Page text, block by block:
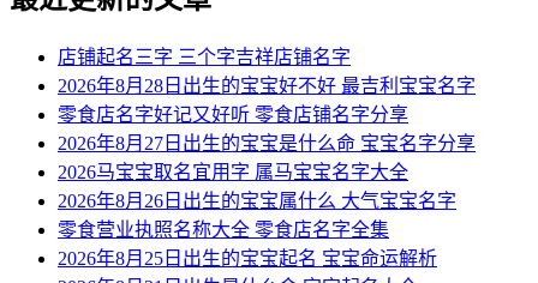
店铺起名三字 三个字吉祥店铺名字
2026年8月28日出生的宝宝好不好 最吉利宝宝名字
零食店名字好记又好听 零食店铺名字分享
2026年8月27日出生的宝宝是什么命 宝宝名字分享
2026马宝宝取名宜用字 属马宝宝名字大全
2026年8月26日出生的宝宝属什么 大气宝宝名字
零食营业执照名称大全 零食店名字全集
2026年8月25日出生的宝宝起名 宝宝命运解析